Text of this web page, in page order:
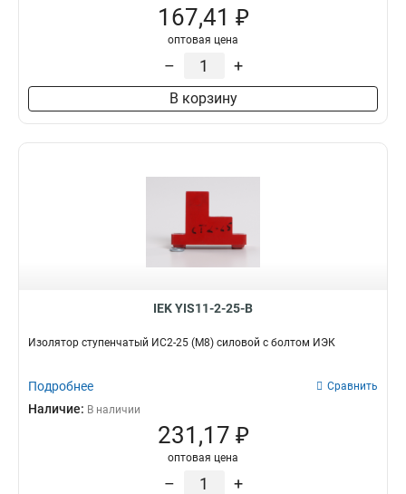
167,41 ₽
оптовая цена
– +
В корзину
IEK YIS11-2-25-B
Изолятор ступенчатый ИС2-25 (М8) силовой с болтом ИЭК
Подробнее Сравнить
Наличие: В наличии
231,17 ₽
оптовая цена
– +